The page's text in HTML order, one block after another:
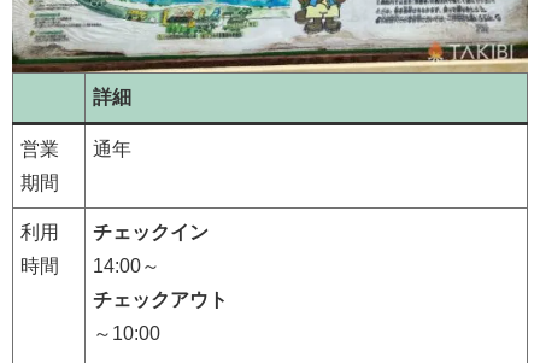
詳細
営業
期間
通年
利用
時間
チェックイン
14:00～
チェックアウト
～10:00